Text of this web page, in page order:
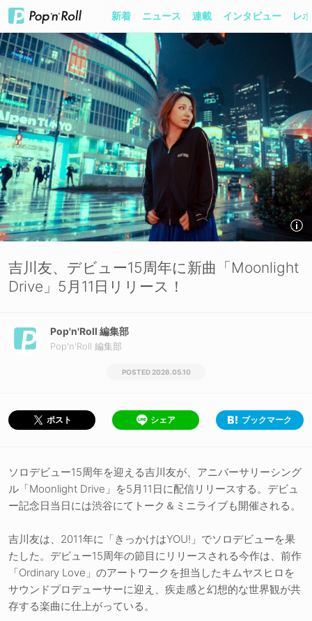
新着 ニュース 連載 インタビュー レ
吉川友、デビュー15周年に新曲「Moonlight
Drive」5月11日リリース！
Pop'n'Roll 編集部
Pop'n'Roll 編集部
2026.05.10
ポスト シェア ブックマーク
ソロデビュー15周年を迎える吉川友が、アニバーサリーシング
ル「Moonlight Drive」を5月11日に配信リリースする。デビュ
ー記念日当日には渋谷にてトーク＆ミニライブも開催される。
吉川友は、2011年に「きっかけはYOU!」でソロデビューを果
たした。デビュー15周年の節目にリリースされる今作は、前作
「Ordinary Love」のアートワークを担当したキムヤスヒロを
サウンドプロデューサーに迎え、疾走感と幻想的な世界観が共
存する楽曲に仕上がっている。